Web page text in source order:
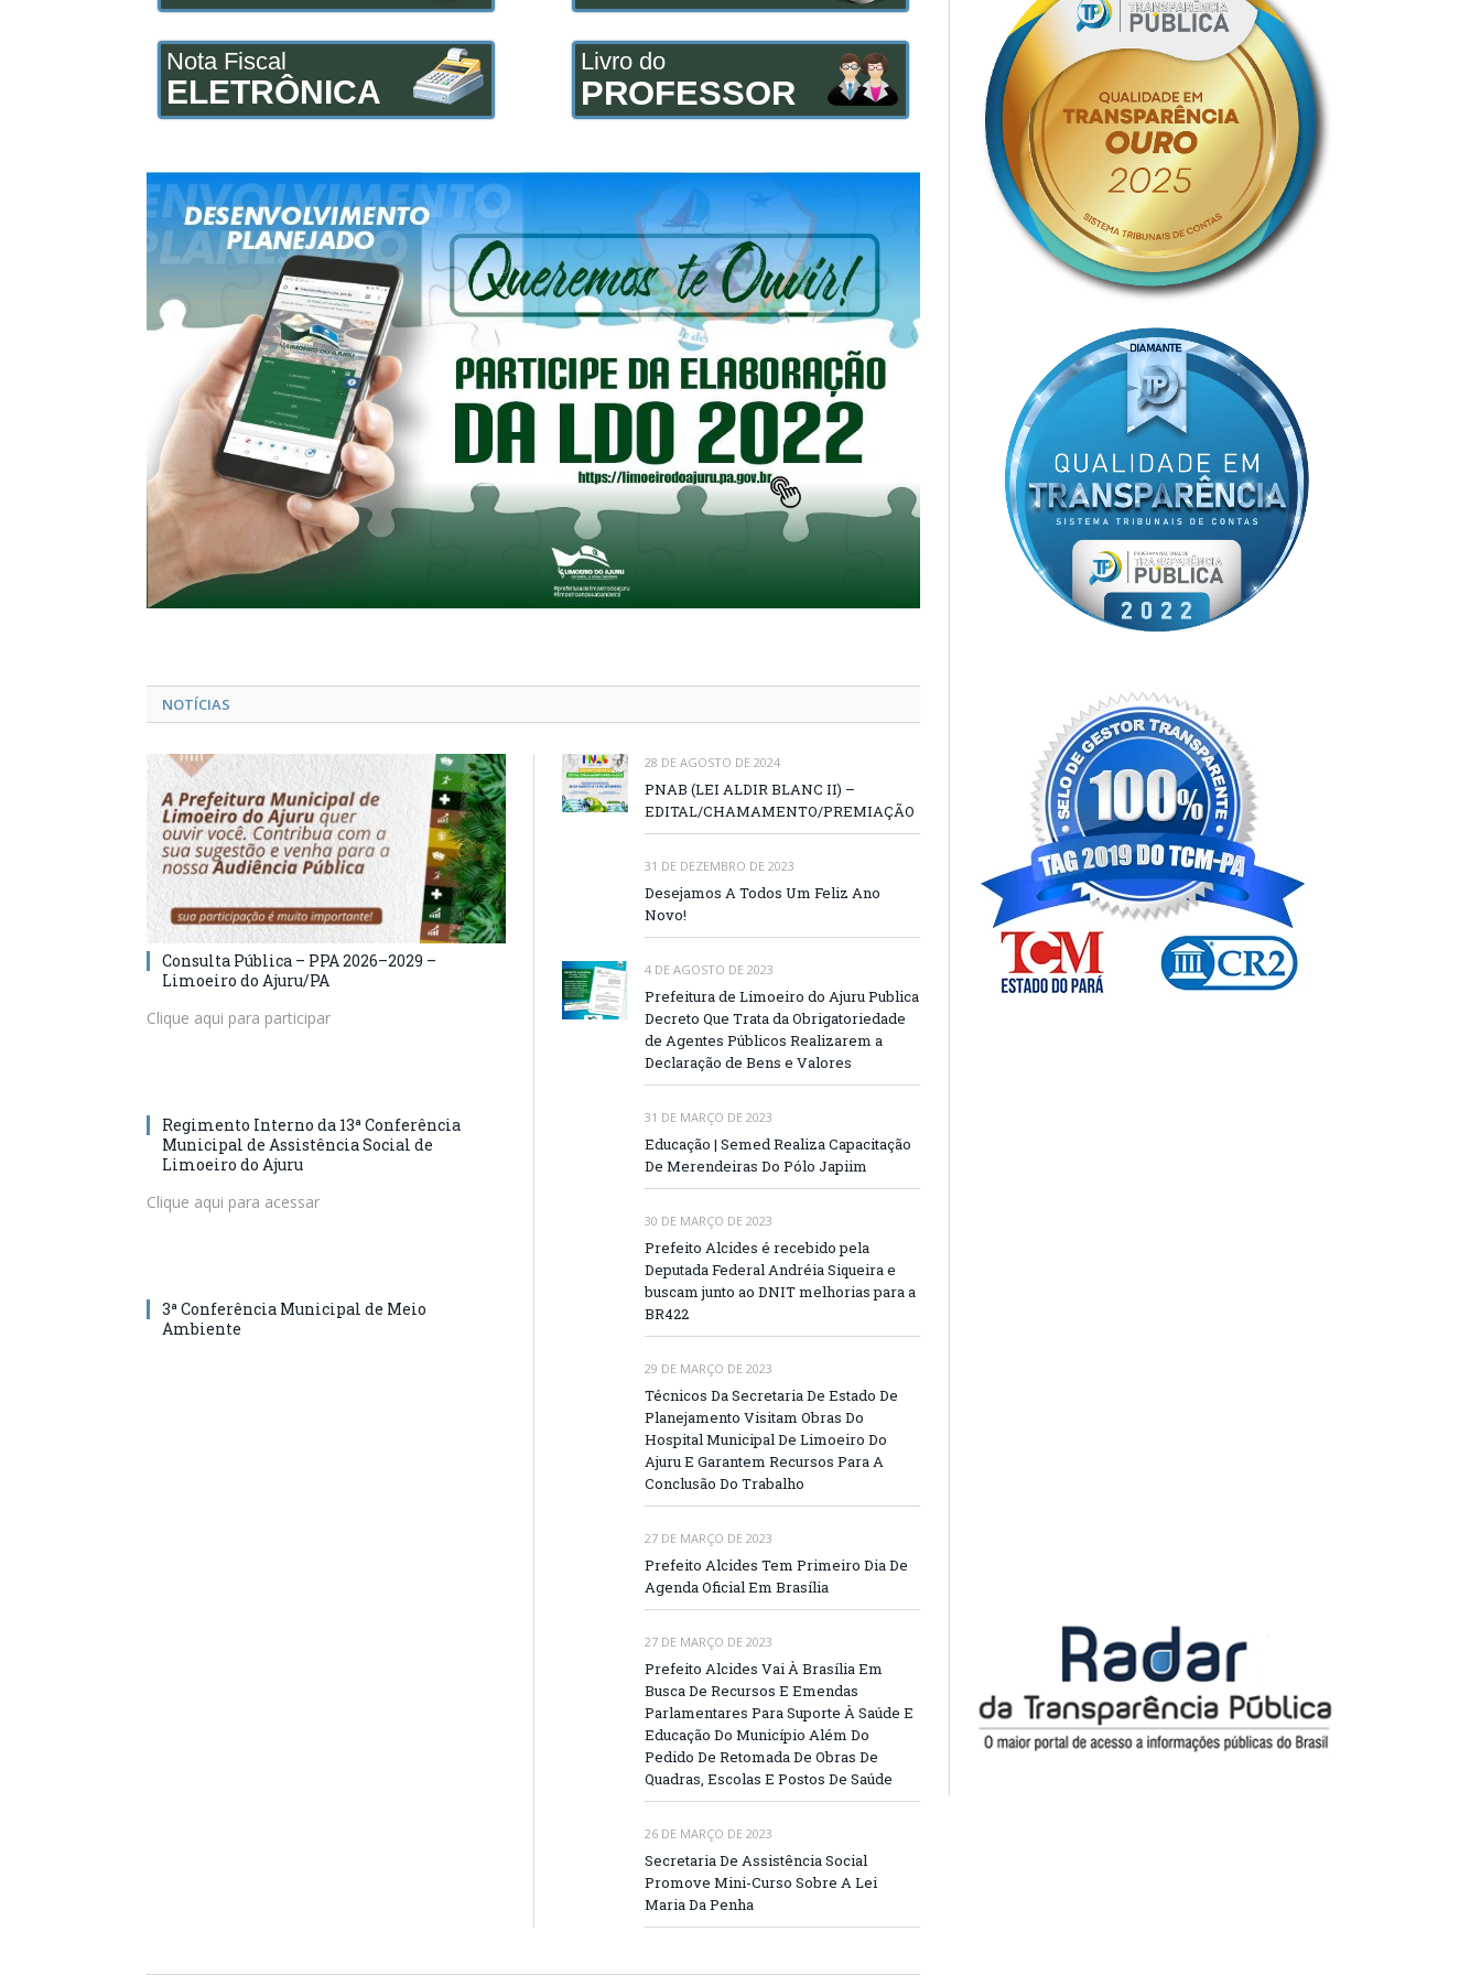
Nota Fiscal
ELETRÔNICA
Livro do
PROFESSOR
NOTÍCIAS
Consulta Pública – PPA 2026–2029 –
Limoeiro do Ajuru/PA
Clique aqui para participar
Regimento Interno da 13ª Conferência
Municipal de Assistência Social de
Limoeiro do Ajuru
Clique aqui para acessar
3ª Conferência Municipal de Meio
Ambiente
28 DE AGOSTO DE 2024
PNAB (LEI ALDIR BLANC II) –
EDITAL/CHAMAMENTO/PREMIAÇÃO
31 DE DEZEMBRO DE 2023
Desejamos A Todos Um Feliz Ano
Novo!
4 DE AGOSTO DE 2023
Prefeitura de Limoeiro do Ajuru Publica
Decreto Que Trata da Obrigatoriedade
de Agentes Públicos Realizarem a
Declaração de Bens e Valores
31 DE MARÇO DE 2023
Educação | Semed Realiza Capacitação
De Merendeiras Do Pólo Japiim
30 DE MARÇO DE 2023
Prefeito Alcides é recebido pela
Deputada Federal Andréia Siqueira e
buscam junto ao DNIT melhorias para a
BR422
29 DE MARÇO DE 2023
Técnicos Da Secretaria De Estado De
Planejamento Visitam Obras Do
Hospital Municipal De Limoeiro Do
Ajuru E Garantem Recursos Para A
Conclusão Do Trabalho
27 DE MARÇO DE 2023
Prefeito Alcides Tem Primeiro Dia De
Agenda Oficial Em Brasília
27 DE MARÇO DE 2023
Prefeito Alcides Vai À Brasília Em
Busca De Recursos E Emendas
Parlamentares Para Suporte À Saúde E
Educação Do Município Além Do
Pedido De Retomada De Obras De
Quadras, Escolas E Postos De Saúde
26 DE MARÇO DE 2023
Secretaria De Assistência Social
Promove Mini-Curso Sobre A Lei
Maria Da Penha